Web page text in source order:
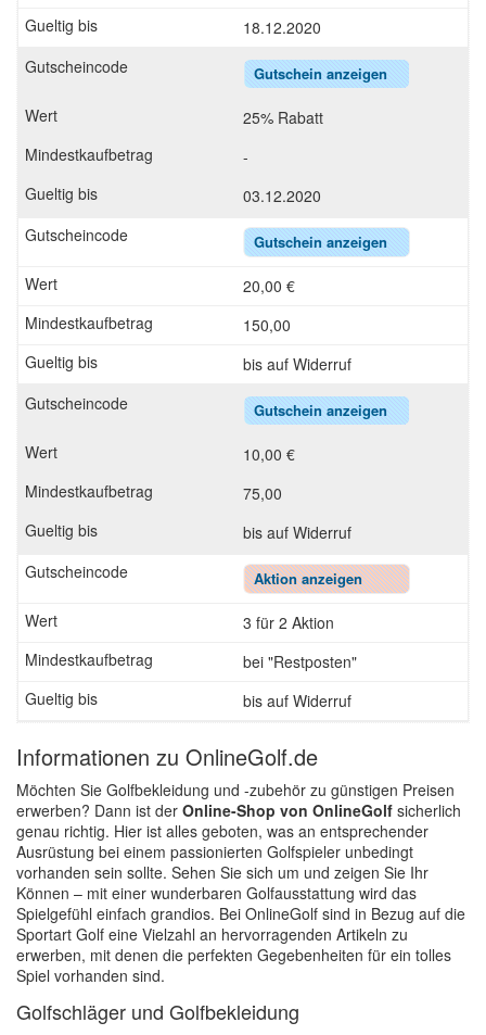
18.12.2020
Gutschein anzeigen
25% Rabatt
-
03.12.2020
Gutschein anzeigen
20,00 €
150,00
bis auf Widerruf
Gutschein anzeigen
10,00 €
75,00
bis auf Widerruf
Aktion anzeigen
3 für 2 Aktion
bei "Restposten"
bis auf Widerruf
Informationen zu OnlineGolf.de
Möchten Sie Golfbekleidung und -zubehör zu günstigen Preisen
erwerben? Dann ist der Online-Shop von OnlineGolf sicherlich
genau richtig. Hier ist alles geboten, was an entsprechender
Ausrüstung bei einem passionierten Golfspieler unbedingt
vorhanden sein sollte. Sehen Sie sich um und zeigen Sie Ihr
Können – mit einer wunderbaren Golfausstattung wird das
Spielgefühl einfach grandios. Bei OnlineGolf sind in Bezug auf die
Sportart Golf eine Vielzahl an hervorragenden Artikeln zu
erwerben, mit denen die perfekten Gegebenheiten für ein tolles
Spiel vorhanden sind.
Golfschläger und Golfbekleidung